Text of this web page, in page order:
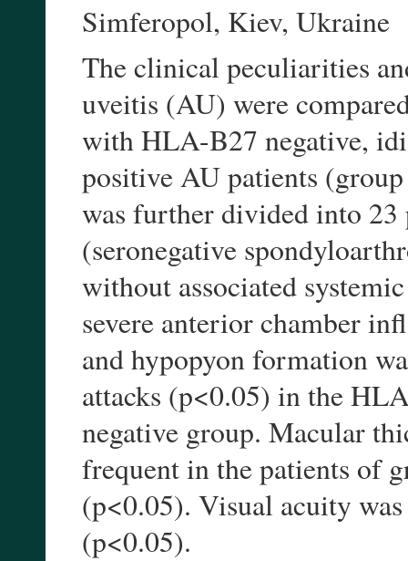
Simferopol, Kiev, Ukraine
The clinical peculiarities
uveitis (AU) were
with HLA-B27 negative,
positive AU patients
was further divided into 23
(seronegative
without associated
severe anterior chamber
and hypopyon formation
attacks (p<0.05) in the
negative group. Macular
frequent in the patients of
(p<0.05). Visual acuity
(p<0.05).